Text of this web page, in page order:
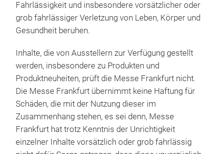
Fahrlässigkeit und insbesondere vorsätzlicher oder
grob fahrlässiger Verletzung von Leben, Körper und
Gesundheit beruhen.
Inhalte, die von Ausstellern zur Verfügung gestellt
werden, insbesondere zu Produkten und
Produktneuheiten, prüft die Messe Frankfurt nicht.
Die Messe Frankfurt übernimmt keine Haftung für
Schäden, die mit der Nutzung dieser im
Zusammenhang stehen, es sei denn, Messe
Frankfurt hat trotz Kenntnis der Unrichtigkeit
einzelner Inhalte vorsätzlich oder grob fahrlässig